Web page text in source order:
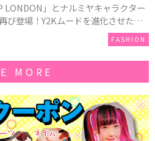
LONDON」とナルミヤキャラクター
び登場！Y2Kムードを進化させた新
を発売♪
FASHION
MORE